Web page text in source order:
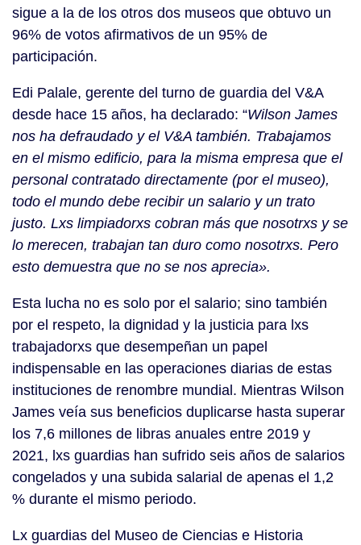
sigue a la de los otros dos museos que obtuvo un
96% de votos afirmativos de un 95% de
participación.
Edi Palale, gerente del turno de guardia del V&A
desde hace 15 años, ha declarado: “Wilson James
nos ha defraudado y el V&A también. Trabajamos
en el mismo edificio, para la misma empresa que el
personal contratado directamente (por el museo),
todo el mundo debe recibir un salario y un trato
justo. Lxs limpiadorxs cobran más que nosotrxs y se
lo merecen, trabajan tan duro como nosotrxs. Pero
esto demuestra que no se nos aprecia».
Esta lucha no es solo por el salario; sino también
por el respeto, la dignidad y la justicia para lxs
trabajadorxs que desempeñan un papel
indispensable en las operaciones diarias de estas
instituciones de renombre mundial. Mientras Wilson
James veía sus beneficios duplicarse hasta superar
los 7,6 millones de libras anuales entre 2019 y
2021, lxs guardias han sufrido seis años de salarios
congelados y una subida salarial de apenas el 1,2
% durante el mismo periodo.
Lx guardias del Museo de Ciencias e Historia